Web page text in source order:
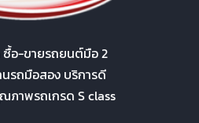
อ-ขายรถยนต์มือ 2
รถมือสอง บริการดี
ภาพรถเกรด S class